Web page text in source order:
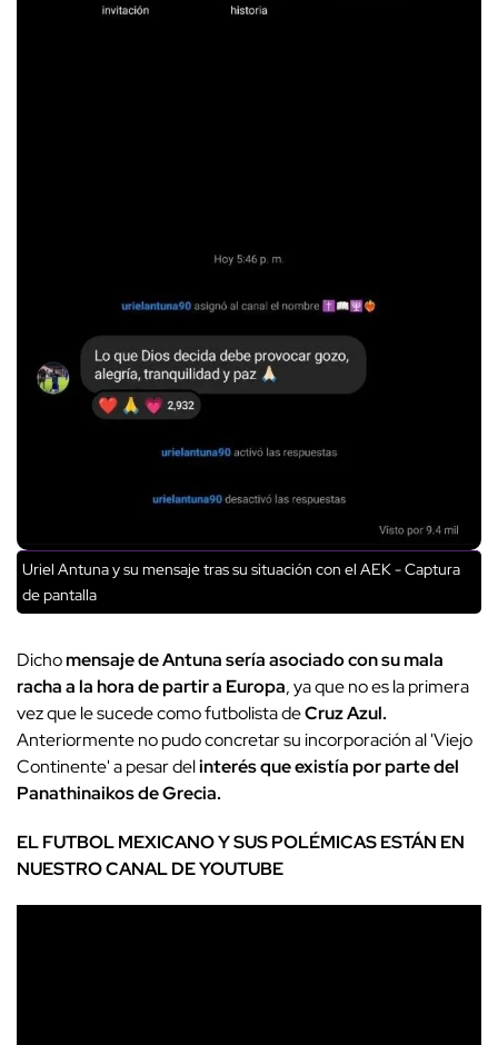
Uriel Antuna y su mensaje tras su situación con el AEK - Captura
de pantalla
Dichomensaje de Antuna sería asociado con su mala
racha a la hora de partir a Europa, ya que no es la primera
vez que le sucede como futbolista deCruz Azul.
Anteriormente no pudo concretar su incorporación al 'Viejo
Continente' a pesar delinterés que existía por parte del
Panathinaikos de Grecia.
EL FUTBOL MEXICANO Y SUS POLÉMICAS ESTÁN EN
NUESTRO CANAL DE YOUTUBE